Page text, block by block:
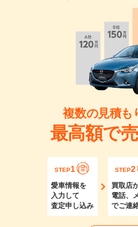
複数の見積も
最高額で
STEP1
愛車情報を
入力して
査定申し込み
STEP2
買取店
電話、
でご連